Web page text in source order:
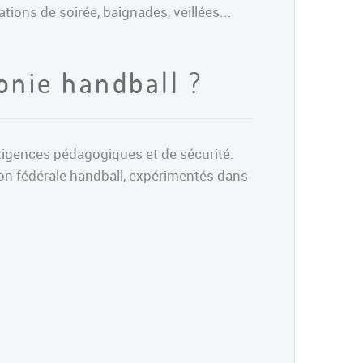
de soirée, baignades, veillées...
handball ?
pédagogiques et de sécurité.
fédérale handball, expérimentés dans